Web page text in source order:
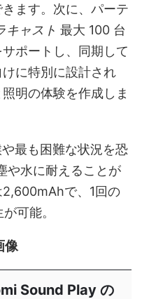
ます。次に、パーテ
キャスト 最大 100 台
ポートし、同期して
に特別に設計され
明の体験を作成しま
最も困難な状況を恐
や水に耐えることが
で、1回の
可能。
像
Sound Play の